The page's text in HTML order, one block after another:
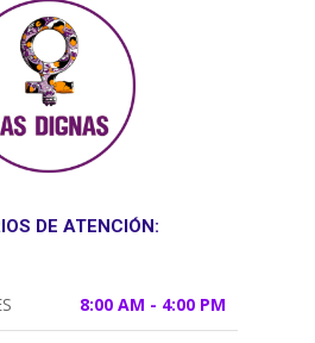
DE ATENCIÓN:
8:00 AM - 4:00 PM